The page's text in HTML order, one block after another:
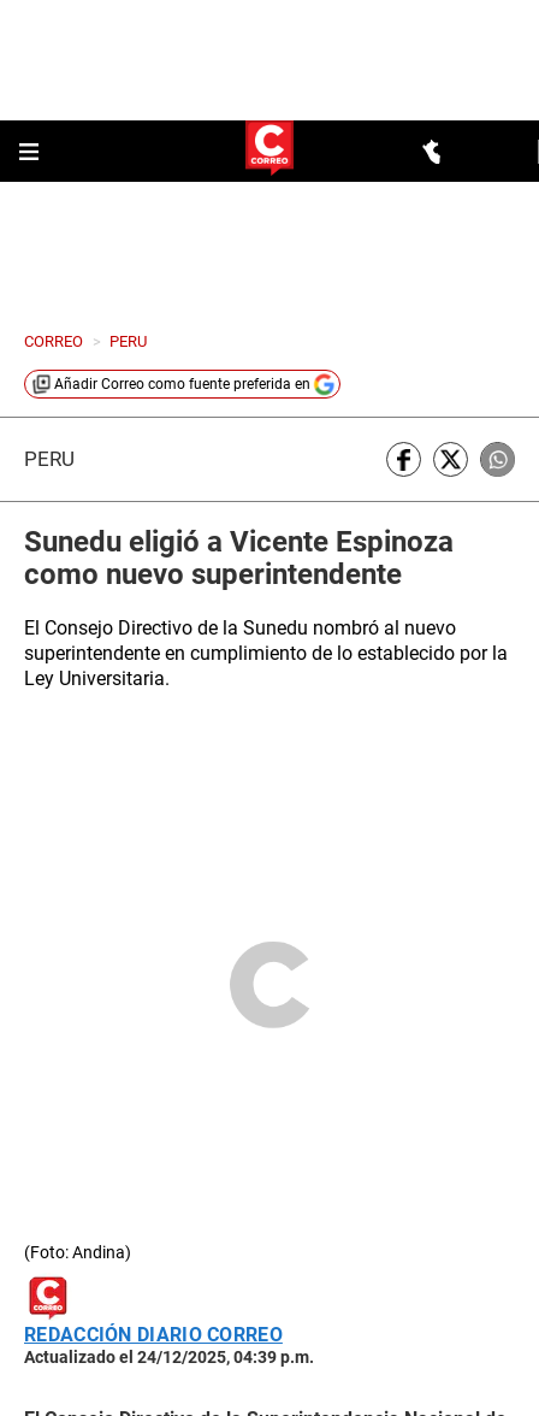
CORREO > PERU
Añadir Correo como fuente preferida en
PERÚ
Sunedu eligió a Vicente Espinoza
como nuevo superintendente
El Consejo Directivo de la Sunedu nombró al nuevo
superintendente en cumplimiento de lo establecido por la
Ley Universitaria.
(Foto: Andina)
REDACCIÓN DIARIO CORREO
Actualizado el 24/12/2025, 04:39 p.m.